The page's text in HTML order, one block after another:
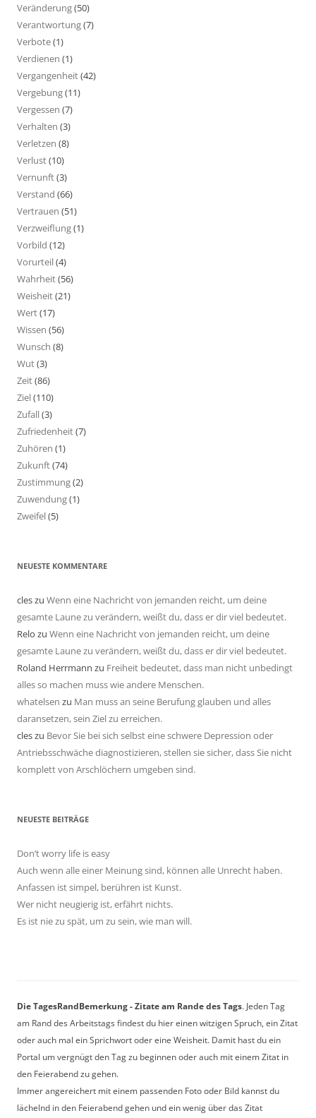
Veränderung(50)
Verantwortung(7)
Verbote(1)
Verdienen (1)
Vergangenheit(42)
Vergebung(11)
Vergessen (7)
Verhalten (3)
Verletzen (8)
Verlust(10)
Vernunft(3)
Verstand (66)
Vertrauen (51)
Verzweiflung(1)
Vorbild (12)
Vorurteil(4)
Wahrheit(56)
Weisheit(21)
Wert(17)
Wissen (56)
Wunsch (8)
Wut(3)
Zeit(86)
Ziel(110)
Zufall(3)
Zufriedenheit(7)
Zuhören (1)
Zukunft(74)
Zustimmung(2)
Zuwendung(1)
Zweifel(5)
NEUESTE KOMMENTARE
cleszu Wenn eine Nachricht von jemanden reicht, um deine
gesamte Laune zu verändern, weißt du, dass er dir viel bedeutet.
Relo zu Wenn eine Nachricht von jemanden reicht, um deine
gesamte Laune zu verändern, weißt du, dass er dir viel bedeutet.
Roland Herrmann zu Freiheit bedeutet, dass man nicht unbedingt
alles so machen muss wie andere Menschen.
whatelsen zu Man muss an seine Berufung glauben und alles
daransetzen, sein Ziel zu erreichen.
cleszu Bevor Sie bei sich selbst eine schwere Depression oder
Antriebsschwäche diagnostizieren, stellen sie sicher, dass Sie nicht
komplett von Arschlöchern umgeben sind.
NEUESTE BEITRÄGE
Don’t worry life is easy
Auch wenn alle einer Meinung sind, können alle Unrecht haben.
Anfassen ist simpel, berühren ist Kunst.
Wer nicht neugierig ist, erfährt nichts.
Es ist nie zu spät, um zu sein, wie man will.
Die TagesRandBemerkung - Zitate am Rande des Tags. Jeden Tag
am Rand des Arbeitstags findest du hier einen witzigen Spruch, ein Zitat
oder auch mal ein Sprichwort oder eine Weisheit. Damit hast du ein
Portal um vergnügt den Tag zu beginnen oder auch mit einem Zitat in
den Feierabend zu gehen.
Immer angereichert mit einem passenden Foto oder Bild kannst du
lächelnd in den Feierabend gehen und ein wenig über das Zitat